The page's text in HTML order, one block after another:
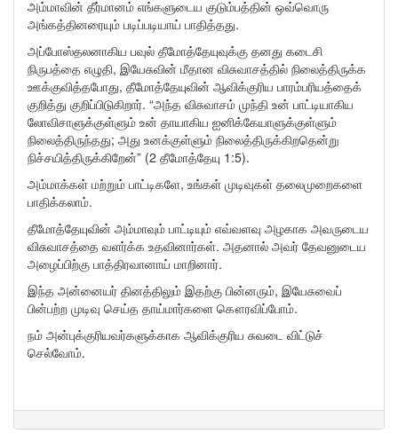
அம்மாவின் தீர்மானம் எங்களுடைய குடும்பத்தின் ஒவ்வொரு
அங்கத்தினரையும் படிப்படியாய் பாதித்தது.
அப்போஸ்தலனாகிய பவுல் தீமோத்தேயுவுக்கு தனது கடைசி
நிருபத்தை எழுதி, இயேசுவின் மீதான விசுவாசத்தில் நிலைத்திருக்க
ஊக்குவித்தபோது, தீமோத்தேயுவின் ஆவிக்குரிய பாரம்பரியத்தைக்
குறித்து குறிப்பிடுகிறார். “அந்த விசுவாசம் முந்தி உன் பாட்டியாகிய
லோவிசாளுக்குள்ளும் உன் தாயாகிய ஐனிக்கேயாளுக்குள்ளும்
நிலைத்திருந்தது; அது உனக்குள்ளும் நிலைத்திருக்கிறதென்று
நிச்சயித்திருக்கிறேன்” (2 தீமோத்தேயு 1:5).
அம்மாக்கள் மற்றும் பாட்டிகளே, உங்கள் முடிவுகள் தலைமுறைகளை
பாதிக்கலாம்.
தீமோத்தேயுவின் அம்மாவும் பாட்டியும் எவ்வளவு அழகாக அவருடைய
விசுவாசத்தை வளர்க்க உதவினார்கள். அதனால் அவர் தேவனுடைய
அழைப்பிற்கு பாத்திரவானாய் மாறினார்.
இந்த அன்னையர் தினத்திலும் இதற்கு பின்னரும், இயேசுவைப்
பின்பற்ற முடிவு செய்த தாய்மார்களை கௌரவிப்போம்.
நம் அன்புக்குரியவர்களுக்காக ஆவிக்குரிய சுவடை விட்டுச்
செல்வோம்.